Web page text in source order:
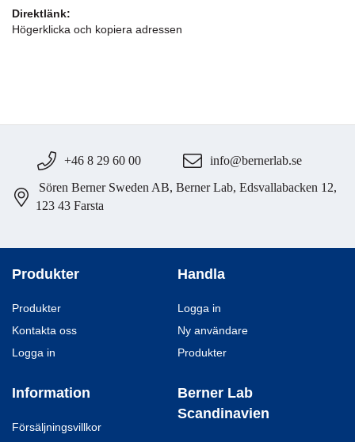
Direktlänk:
Högerklicka och kopiera adressen
+46 8 29 60 00 info@bernerlab.se
Sören Berner Sweden AB, Berner Lab, Edsvallabacken 12,
123 43 Farsta
Produkter
Produkter
Kontakta oss
Logga in
Handla
Logga in
Ny användare
Produkter
Information
Försäljningsvillkor
Berner Lab
Scandinavien